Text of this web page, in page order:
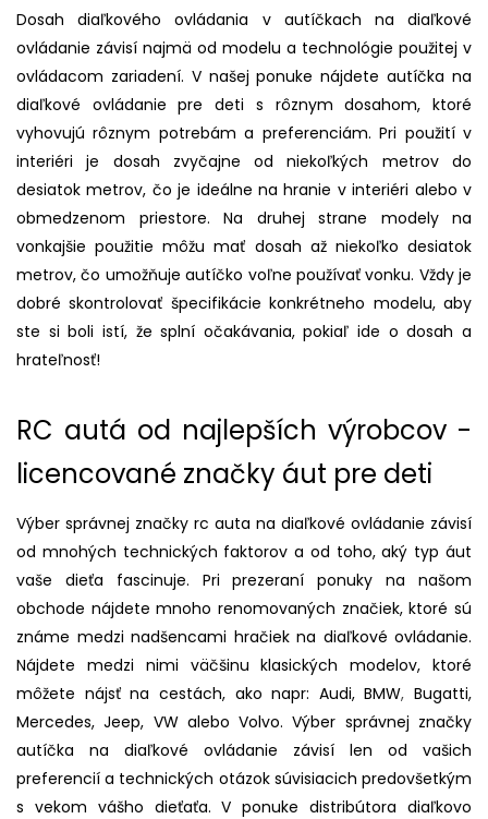
Dosah diaľkového ovládania v autíčkach na diaľkové
ovládanie závisí najmä od modelu a technológie použitej v
ovládacom zariadení. V našej ponuke nájdete autíčka na
diaľkové ovládanie pre deti s rôznym dosahom, ktoré
vyhovujú rôznym potrebám a preferenciám. Pri použití v
interiéri je dosah zvyčajne od niekoľkých metrov do
desiatok metrov, čo je ideálne na hranie v interiéri alebo v
obmedzenom priestore. Na druhej strane modely na
vonkajšie použitie môžu mať dosah až niekoľko desiatok
metrov, čo umožňuje autíčko voľne používať vonku. Vždy je
dobré skontrolovať špecifikácie konkrétneho modelu, aby
ste si boli istí, že splní očakávania, pokiaľ ide o dosah a
hrateľnosť!
RC autá od najlepších výrobcov -
licencované značky áut pre deti
Výber správnej značky rc auta na diaľkové ovládanie závisí
od mnohých technických faktorov a od toho, aký typ áut
vaše dieťa fascinuje. Pri prezeraní ponuky na našom
obchode nájdete mnoho renomovaných značiek, ktoré sú
známe medzi nadšencami hračiek na diaľkové ovládanie.
Nájdete medzi nimi väčšinu klasických modelov, ktoré
môžete nájsť na cestách, ako napr: Audi, BMW, Bugatti,
Mercedes, Jeep, VW alebo Volvo. Výber správnej značky
autíčka na diaľkové ovládanie závisí len od vašich
preferencií a technických otázok súvisiacich predovšetkým
s vekom vášho dieťaťa. V ponuke distribútora diaľkovo